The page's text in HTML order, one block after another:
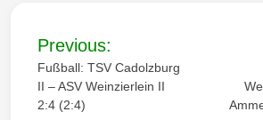
B
e
i
Previous:
Fußball: TSV Cadolzburg
II – ASV Weinzierlein II
2:4 (2:4)